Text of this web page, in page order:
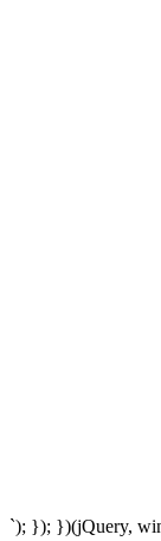
`); }); })(jQuery,